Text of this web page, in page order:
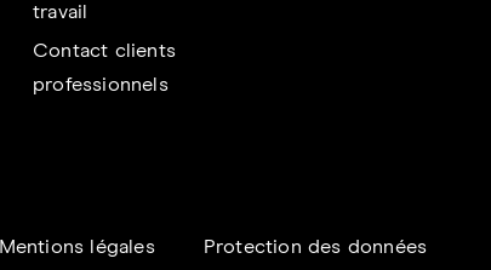
travail
Contact clients
professionnels
Mentions légales Protection des données